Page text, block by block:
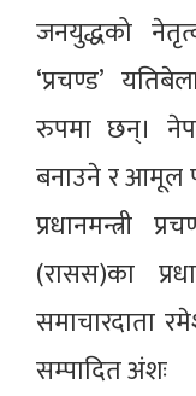
जनयुद्धको
‘प्रचण्ड’
रुपमा छन्।
बनाउने र आमूल
प्रधानमन्त्री
(रासस)का
समाचारदाता
सम्पादित अंशः